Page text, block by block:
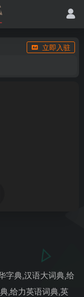
立即入驻
字典,汉语大词典,给
,给力英语词典,英